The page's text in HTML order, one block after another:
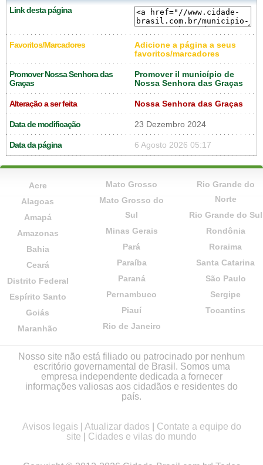
Link desta página
Favoritos/Marcadores
Adicione a página a seus
favoritos/marcadores
Promover Nossa Senhora das
Graças
Promover il município de
Nossa Senhora das Graças
Alteração a ser feita Nossa Senhora das Graças
Data de modificação 23 Dezembro 2024
Data da página 6 Agosto 2026 05:17
Acre
Alagoas
Amapá
Amazonas
Bahia
Ceará
Distrito Federal
Espírito Santo
Goiás
Maranhão
Mato Grosso
Mato Grosso do
Sul
Minas Gerais
Pará
Paraíba
Paraná
Pernambuco
Piauí
Rio de Janeiro
Rio Grande do
Norte
Rio Grande do Sul
Rondônia
Roraima
Santa Catarina
São Paulo
Sergipe
Tocantins
Nosso site não está filiado ou patrocinado por nenhum
escritório governamental de Brasil. Somos uma
empresa independente dedicada a fornecer
informações valiosas aos cidadãos e residentes do
país.
Avisos legais Atualizar dados
Contate a equipe do
site
Cidades e vilas do mundo